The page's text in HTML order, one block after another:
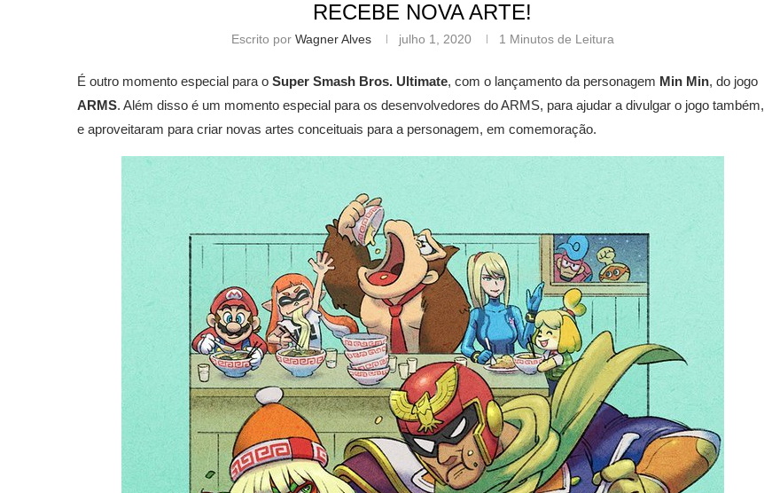
RECEBE NOVA ARTE!
Escrito por Wagner Alves julho 1, 2020 1 Minutos de Leitura
É outro momento especial para o Super Smash Bros. Ultimate, com o lançamento da personagem Min Min, do jogo
ARMS. Além disso é um momento especial para os desenvolvedores do ARMS, para ajudar a divulgar o jogo também,
e aproveitaram para criar novas artes conceituais para a personagem, em comemoração.